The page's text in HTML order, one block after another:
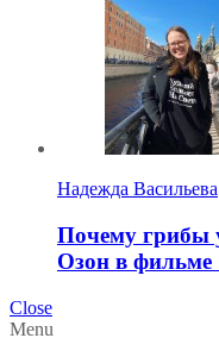
Надежда Васильева
Почему грибы
Озон в фильме
Close
Menu